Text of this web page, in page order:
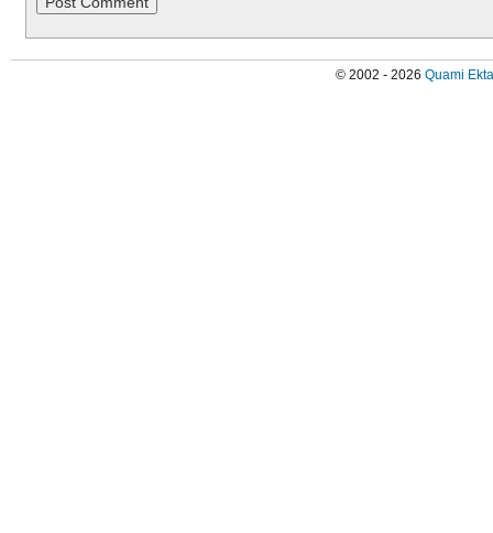
© 2002 - 2026 Quami